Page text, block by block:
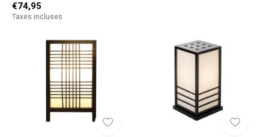
€74,95
Taxes incluses